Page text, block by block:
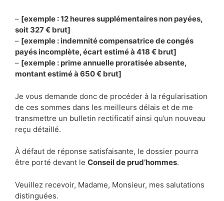
– [exemple : 12 heures supplémentaires non payées,
soit 327 € brut]
– [exemple : indemnité compensatrice de congés
payés incomplète, écart estimé à 418 € brut]
– [exemple : prime annuelle proratisée absente,
montant estimé à 650 € brut]
Je vous demande donc de procéder à la régularisation
de ces sommes dans les meilleurs délais et de me
transmettre un bulletin rectificatif ainsi qu’un nouveau
reçu détaillé.
À défaut de réponse satisfaisante, le dossier pourra
être porté devant le Conseil de prud’hommes.
Veuillez recevoir, Madame, Monsieur, mes salutations
distinguées.